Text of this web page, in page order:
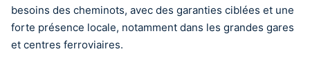
besoins des cheminots, avec des garanties ciblées et une
forte présence locale, notamment dans les grandes gares
et centres ferroviaires.